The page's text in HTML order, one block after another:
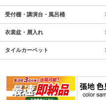
受付棚・講演台・風呂桶
衣裳盆・屑入れ
タイルカーペット